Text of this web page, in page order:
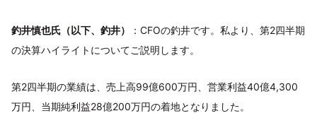
釣井慎也氏（以下、釣井）
：CFOの釣井です。私より、第2四半期
の決算ハイライトについてご説明します。
第2四半期の業績は、売上高99億600万円、営業利益40億4,300
万円、当期純利益28億200万円の着地となりました。